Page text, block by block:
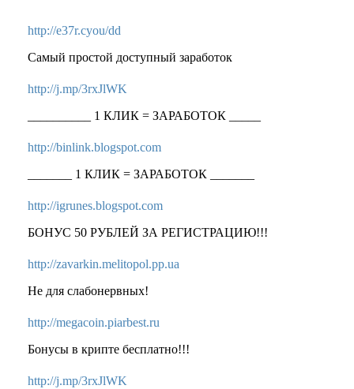
http://e37r.cyou/dd
Самый простой доступный заработок
http://j.mp/3rxJlWK
__________ 1 КЛИК = ЗАРАБОТОК _____
http://binlink.blogspot.com
_______ 1 КЛИК = ЗАРАБОТОК _______
http://igrunes.blogspot.com
БОНУС 50 РУБЛЕЙ ЗА РЕГИСТРАЦИЮ!!!
http://zavarkin.melitopol.pp.ua
Не для слабонервных!
http://megacoin.piarbest.ru
Бонусы в крипте бесплатно!!!
http://j.mp/3rxJlWK